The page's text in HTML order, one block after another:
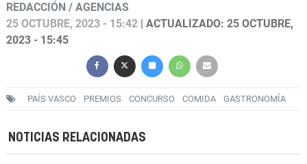
REDACCIÓN / AGENCIAS
25 OCTUBRE, 2023 - 15:42 | ACTUALIZADO: 25 OCTUBRE,
2023 - 15:45
PAÍS VASCO PREMIOS CONCURSO COMIDA GASTRONOMÍA
NOTICIAS RELACIONADAS